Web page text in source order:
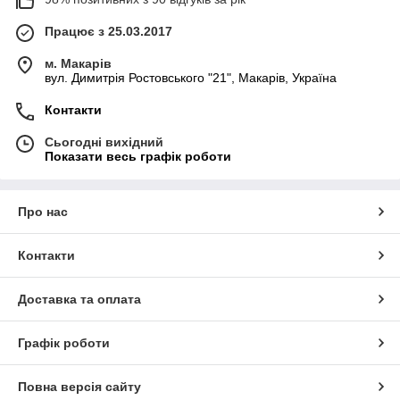
Працює з 25.03.2017
м. Макарів
вул. Димитрія Ростовського "21", Макарів, Україна
Контакти
Сьогодні вихідний
Показати весь графік роботи
Про нас
Контакти
Доставка та оплата
Графік роботи
Повна версія сайту